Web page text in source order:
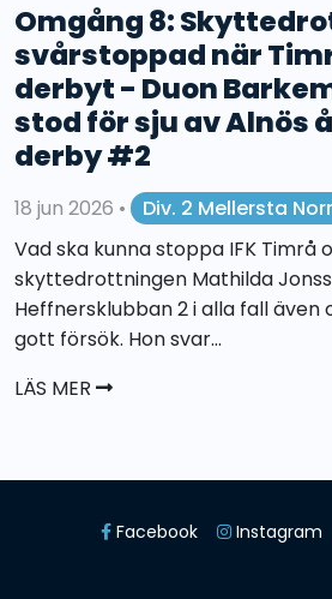
Omgång 8:
svårstoppad när
derbyt - Duon
stod för sju av Alnös
derby #2
18 jun 2026 •
Div. 2 Mellersta
Vad ska kunna stoppa IFK Timrå
skyttedrottningen Mathilda
Heffnersklubban 2 i alla fall
gott försök. Hon svar...
LÄS MER
Facebook Instagram